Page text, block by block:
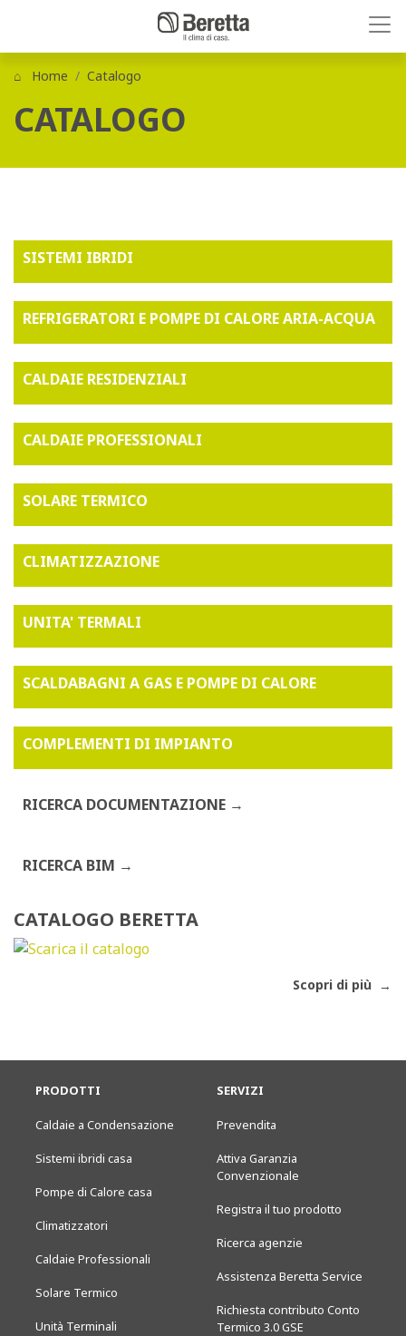
Home Catalogo
CATALOGO
SISTEMI IBRIDI
REFRIGERATORI E POMPE DI CALORE ARIA-ACQUA
CALDAIE RESIDENZIALI
CALDAIE PROFESSIONALI
SOLARE TERMICO
CLIMATIZZAZIONE
UNITA' TERMALI
SCALDABAGNI A GAS E POMPE DI CALORE
COMPLEMENTI DI IMPIANTO
RICERCA DOCUMENTAZIONE
RICERCA BIM
CATALOGO BERETTA
Scopri di più
PRODOTTI
Caldaie a Condensazione
Sistemi ibridi casa
Pompe di Calore casa
Climatizzatori
Caldaie Professionali
Solare Termico
Unità Terminali
SERVIZI
Prevendita
Attiva Garanzia
Convenzionale
Registra il tuo prodotto
Ricerca agenzie
Assistenza Beretta Service
Richiesta contributo Conto
Termico 3.0 GSE